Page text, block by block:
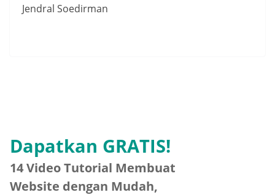
Jendral Soedirman
Dapatkan GRATIS!
14 Video Tutorial Membuat
Website dengan Mudah,